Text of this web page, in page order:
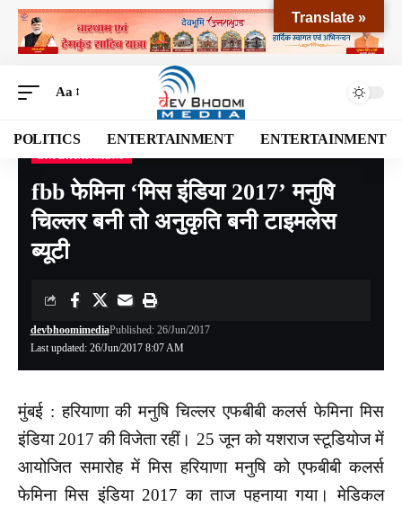
Aa
POLITICS ENTERTAINMENT ENTERTAINMENT
Devbhoomi Media>Blog>ENTERTAINMENT>fbb फेमिना ‘मिस इंडिया 2017’ मनुषि चिल्लर बनी तो अनुकृति बनी टाइमलेस ब्यूटी
fbb फेमिना ‘मिस इंडिया 2017’ मनुषि
चिल्लर बनी तो अनुकृति बनी टाइमलेस
ब्यूटी
Last updated: 26/Jun/2017 8:07 AM
devbhoomimediaPublished: 26/Jun/2017
मुंबई : हरियाणा की मनुषि चिल्लर एफबीबी कलर्स फेमिना मिस
इंडिया 2017 की विजेता रहीं। 25 जून को यशराज स्टूडियोज में
आयोजित समारोह में मिस हरियाणा मनुषि को एफबीबी कलर्स
फेमिना मिस इंडिया 2017 का ताज पहनाया गया। मेडिकल
Translate »